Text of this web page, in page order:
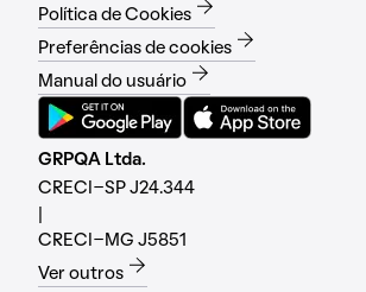
Política de Cookies
Preferências de cookies
Manual do usuário
GRPQA Ltda.
CRECI-SP J24.344
CRECI-MG J5851
Ver outros